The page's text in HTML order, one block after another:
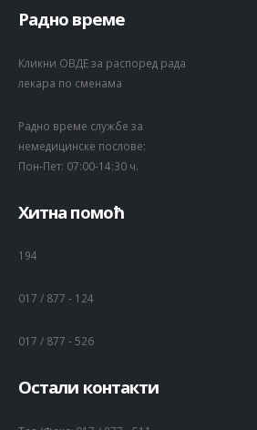
Радно време
Кликни ОВДЕ за распоред рада
лекара по сменама
Радно време службе за
немедицинске послове:
Пон-Пет: 07:00-14:30 ч.
Хитна помоћ
194
017 / 877 - 124
017 / 877 - 526
Остали контакти